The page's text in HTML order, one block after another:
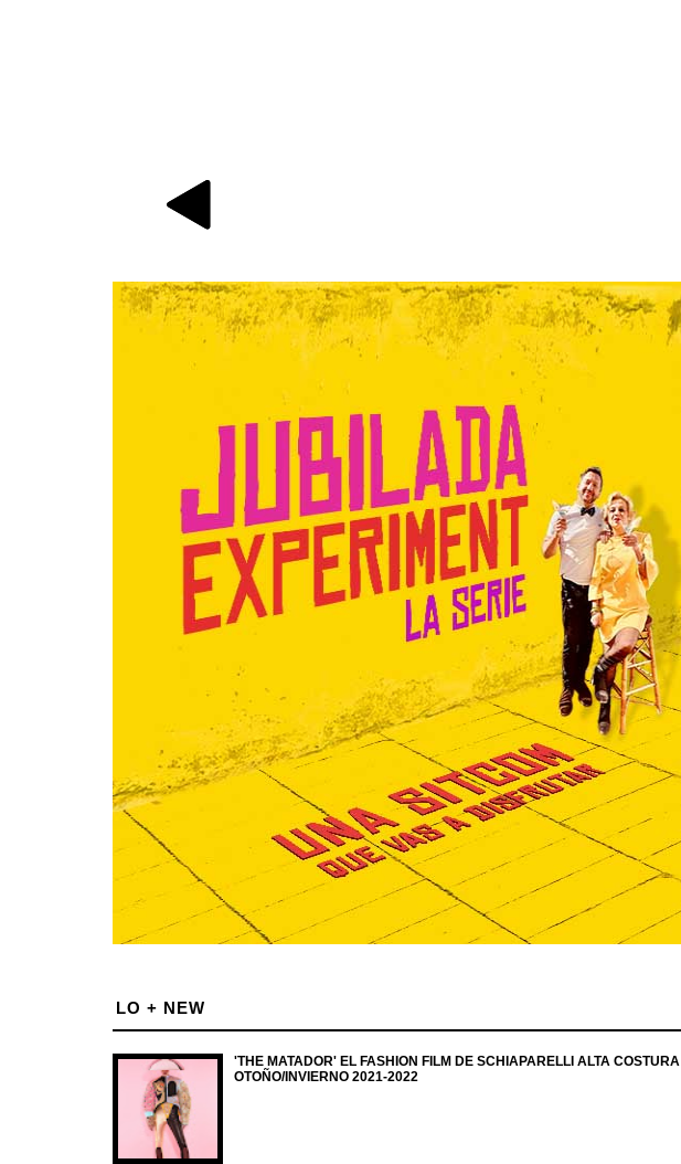
LO + NEW
'THE MATADOR' EL FASHION FILM DE SCHIAPARELLI ALTA COSTURA
OTOÑO/INVIERNO 2021-2022